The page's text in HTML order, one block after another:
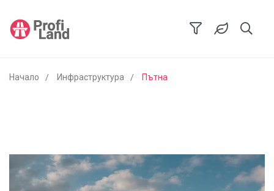
Начало Инфраструктура Пътна